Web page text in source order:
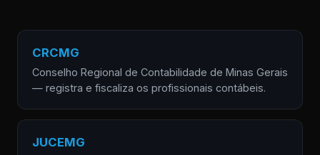
CRCMG
Conselho Regional de Contabilidade de Minas Gerais
— registra e fiscaliza os profissionais contábeis.
JUCEMG